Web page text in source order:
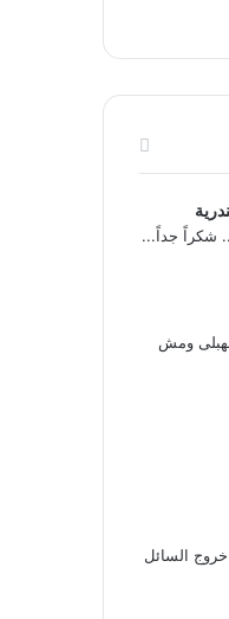
شكراً جداً...
ومش
خروج السائل